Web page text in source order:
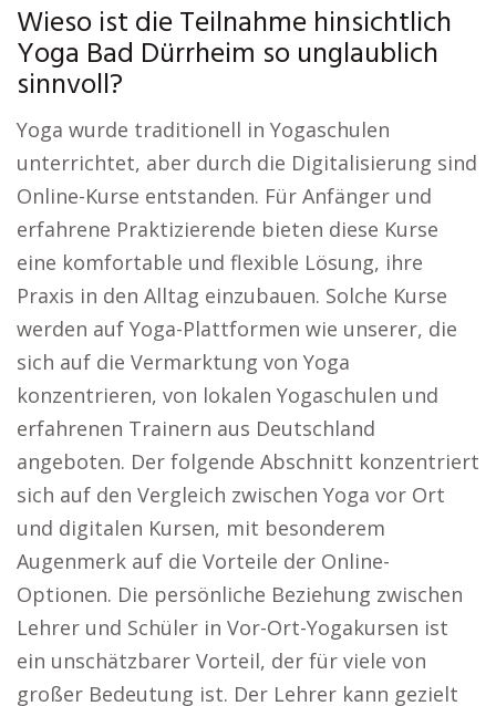
Wieso ist die Teilnahme hinsichtlich
Yoga Bad Dürrheim so unglaublich
sinnvoll?
Yoga wurde traditionell in Yogaschulen
unterrichtet, aber durch die Digitalisierung sind
Online-Kurse entstanden. Für Anfänger und
erfahrene Praktizierende bieten diese Kurse
eine komfortable und flexible Lösung, ihre
Praxis in den Alltag einzubauen. Solche Kurse
werden auf Yoga-Plattformen wie unserer, die
sich auf die Vermarktung von Yoga
konzentrieren, von lokalen Yogaschulen und
erfahrenen Trainern aus Deutschland
angeboten. Der folgende Abschnitt konzentriert
sich auf den Vergleich zwischen Yoga vor Ort
und digitalen Kursen, mit besonderem
Augenmerk auf die Vorteile der Online-
Optionen. Die persönliche Beziehung zwischen
Lehrer und Schüler in Vor-Ort-Yogakursen ist
ein unschätzbarer Vorteil, der für viele von
großer Bedeutung ist. Der Lehrer kann gezielt